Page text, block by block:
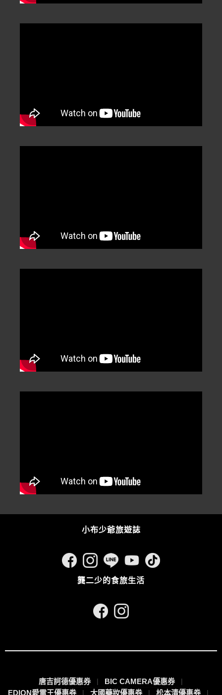
小布少爺旅遊誌
龔二少的食旅生活
唐吉訶德優惠券
BIC CAMERA優惠券
EDION愛電王優惠券
大國藥妝優惠券 松本清優惠券